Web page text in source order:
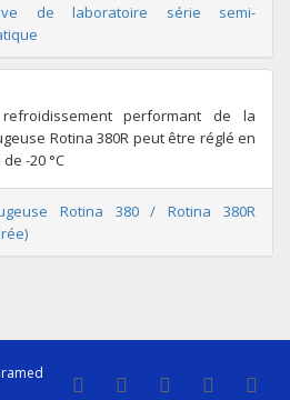
de laboratoire série semi-
performant de la
Rotina 380R peut être réglé en
-20 °C
Rotina 380 / Rotina 380R